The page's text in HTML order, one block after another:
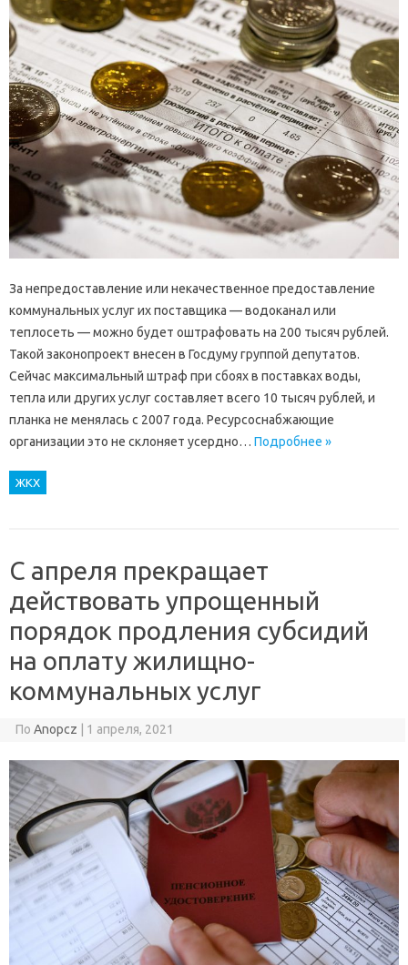
За непредоставление или некачественное предоставление
коммунальных услуг их поставщика — водоканал или
теплосеть — можно будет оштрафовать на 200 тысяч рублей.
Такой законопроект внесен в Госдуму группой депутатов.
Сейчас максимальный штраф при сбоях в поставках воды,
тепла или других услуг составляет всего 10 тысяч рублей, и
планка не менялась с 2007 года. Ресурсоснабжающие
организации это не склоняет усердно… Подробнее »
ЖКХ
С апреля прекращает
действовать упрощенный
порядок продления субсидий
на оплату жилищно-
коммунальных услуг
По Anopcz 1 апреля, 2021